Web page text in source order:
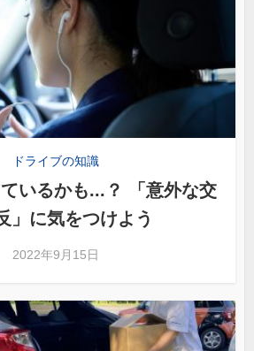
ドライブの知識
いるかも...？ 「意外な交
」に気をつけよう
2022年9月15日